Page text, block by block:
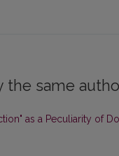
the same
as a Peculiarity of